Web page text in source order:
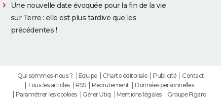
Une nouvelle date évoquée pour la fin de la vie
sur Terre : elle est plus tardive que les
précédentes !
Qui sommes-nous ? Equipe Charte éditoriale Publicité
Contact
Tous les articles
RSS Recrutement
Données personnelles
Paramétrer les cookies
Gérer Utiq Mentions légales
Groupe Figaro